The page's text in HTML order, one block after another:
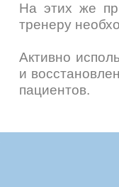
На этих же
тренеру
Активно
и
пациентов.